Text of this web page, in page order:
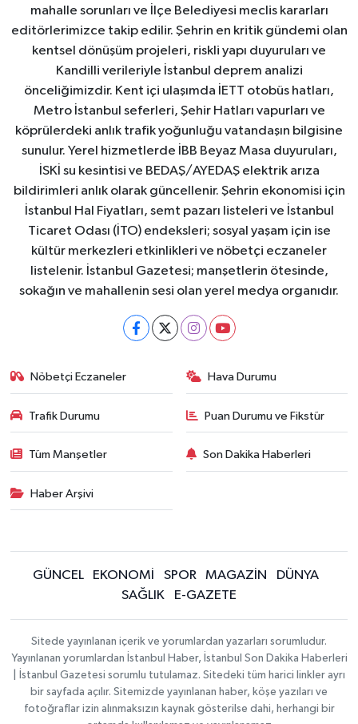
mahalle sorunları ve İlçe Belediyesi meclis kararları
editörlerimizce takip edilir. Şehrin en kritik gündemi olan
kentsel dönüşüm projeleri, riskli yapı duyuruları ve
Kandilli verileriyle İstanbul deprem analizi
önceliğimizdir. Kent içi ulaşımda İETT otobüs hatları,
Metro İstanbul seferleri, Şehir Hatları vapurları ve
köprülerdeki anlık trafik yoğunluğu vatandaşın bilgisine
sunulur. Yerel hizmetlerde İBB Beyaz Masa duyuruları,
İSKİ su kesintisi ve BEDAŞ/AYEDAŞ elektrik arıza
bildirimleri anlık olarak güncellenir. Şehrin ekonomisi için
İstanbul Hal Fiyatları, semt pazarı listeleri ve İstanbul
Ticaret Odası (İTO) endeksleri; sosyal yaşam için ise
kültür merkezleri etkinlikleri ve nöbetçi eczaneler
listelenir. İstanbul Gazetesi; manşetlerin ötesinde,
sokağın ve mahallenin sesi olan yerel medya organıdır.
Nöbetçi Eczaneler Hava Durumu
Trafik Durumu Puan Durumu ve Fikstür
Tüm Manşetler Son Dakika Haberleri
Haber Arşivi
GÜNCEL EKONOMİ SPOR MAGAZİN
DÜNYA
SAĞLIK
E-GAZETE
Sitede yayınlanan içerik ve yorumlardan yazarları sorumludur.
Yayınlanan yorumlardan İstanbul Haber, İstanbul Son Dakika Haberleri
| İstanbul Gazetesi sorumlu tutulamaz. Sitedeki tüm harici linkler ayrı
bir sayfada açılır. Sitemizde yayınlanan haber, köşe yazıları ve
fotoğraflar izin alınmaksızın kaynak gösterilse dahi, herhangi bir